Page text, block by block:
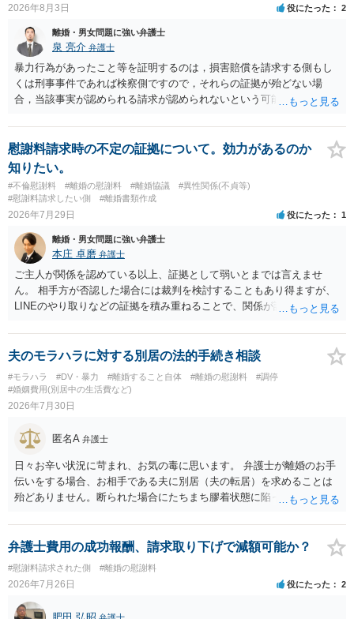
担すべきかについては、離婚時の合意内容のほか、子どもの年齢、大
学進学についての父母の認識、父母の学歴・収入・資産状況、進学先
や費用などを踏まえて個別に検討することになります。公正証書の他
の条項において、養育費の終期についてどのように定められている
か、大学進学に関する定めの有無、「教育費」「進学費用」に関する
定めの有無等について確認する必要があると考えられます。
2026年8月3日 役にたった 2
離婚・男女問題に強い弁護士
泉 亮介 弁護士
暴力行為があったこと等を証明するのは，損害賠償を請求する側もし
くは刑事事件であれば検察側ですので，それらの証拠が殆どない場
合，当該事実が認められる請求が認められないという可能性はあるで
慰謝料請求時の不定の証拠について。効力があるのか
知りたい。
#不倫慰謝料 #離婚の慰謝料 #離婚協議
#異性関係(不貞等)
#慰謝料請求したい側
#離婚書類作成
2026年7月29日 役にたった 1
離婚・男女問題に強い弁護士
本庄 卓磨 弁護士
ご主人が関係を認めている以上、証拠として弱いとまでは言えませ
ん。 相手方が否認した場合には裁判を検討することもあり得ますが、
LINEのやり取りなどの証拠を積み重ねることで、関係が認定される余
個別の事情によりますので、お早めに弁護士に相談されることをおす
すめします。
夫のモラハラに対する別居の法的手続き相談
#モラハラ #DV・暴力 #離婚すること自体 #離婚の慰謝料
#調停
#婚姻費用(別居中の生活費など)
2026年7月30日
匿名A 弁護士
日々お辛い状況に苛まれ、お気の毒に思います。 弁護士が離婚のお手
伝いをする場合、お相手である夫に別居（夫の転居）を求めることは
殆どありません。断られた場合にたちまち膠着状態に陥ってしまうの
高いためです。 実務的には、ご相談者さまが転居する形で離婚協議等
を進める選択を採らざるを得ないことが圧倒的多数です。
弁護士費用の成功報酬、請求取り下げで減額可能か？
#慰謝料請求された側 #離婚の慰謝料
2026年7月26日 役にたった 2
肥田 弘昭 弁護士